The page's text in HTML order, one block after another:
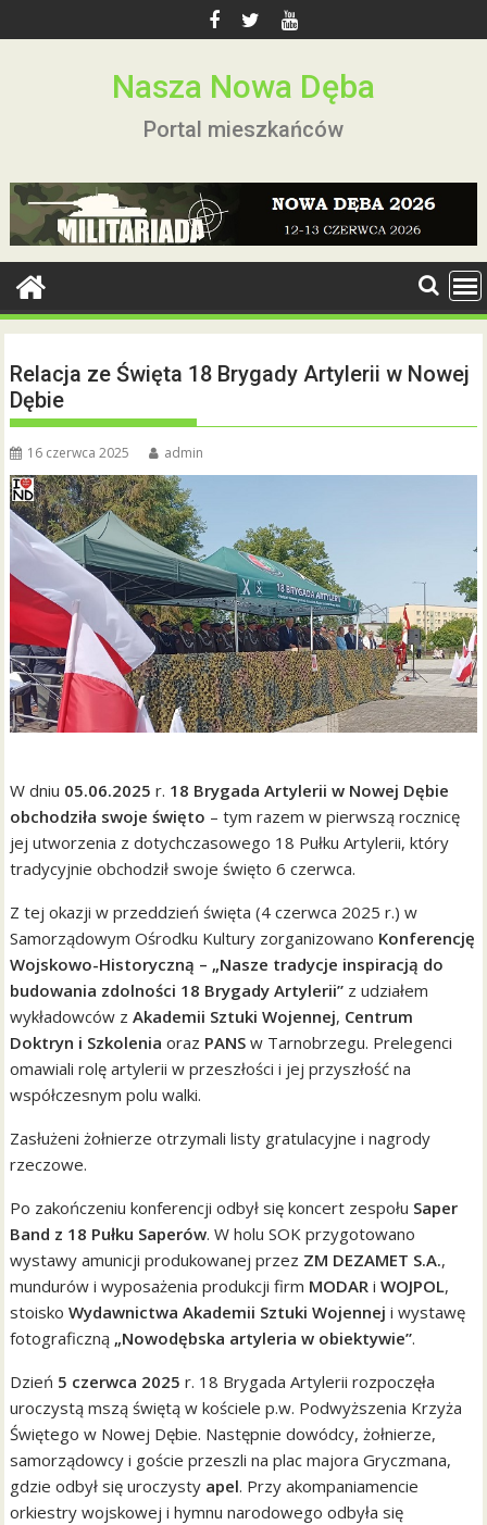
to
Nasza Nowa Dęba
Portal mieszkańców
Relacja ze Święta 18 Brygady Artylerii w Nowej
Dębie
16 czerwca 2025 admin
W dniu 05.06.2025 r. 18 Brygada Artylerii w Nowej Dębie
obchodziła swoje święto – tym razem w pierwszą rocznicę
jej utworzenia z dotychczasowego 18 Pułku Artylerii, który
tradycyjnie obchodził swoje święto 6 czerwca.
Z tej okazji w przeddzień święta (4 czerwca 2025 r.) w
Samorządowym Ośrodku Kultury zorganizowano Konferencję
Wojskowo-Historyczną – „Nasze tradycje inspiracją do
budowania zdolności 18 Brygady Artylerii” z udziałem
wykładowców zAkademii Sztuki Wojennej, Centrum
Doktryn i Szkolenia oraz PANSw Tarnobrzegu. Prelegenci
omawiali rolę artylerii w przeszłości i jej przyszłość na
współczesnym polu walki.
Zasłużeni żołnierze otrzymali listy gratulacyjne i nagrody
rzeczowe.
Po zakończeniu konferencji odbył się koncert zespołu Saper
Band z 18 Pułku Saperów. W holu SOK przygotowano
wystawy amunicji produkowanej przez ZM DEZAMET S.A.,
mundurów i wyposażenia produkcji firm MODARiWOJPOL,
stoiskoWydawnictwa Akademii Sztuki Wojennej i wystawę
fotograficzną „Nowodębska artyleria w obiektywie”.
Dzień 5 czerwca 2025 r. 18 Brygada Artylerii rozpoczęła
uroczystą mszą świętą w kościele p.w. Podwyższenia Krzyża
Świętego w Nowej Dębie. Następnie dowódcy, żołnierze,
samorządowcy i goście przeszli na plac majora Gryczmana,
gdzie odbył się uroczysty apel. Przy akompaniamencie
orkiestry wojskowej i hymnu narodowego odbyła się